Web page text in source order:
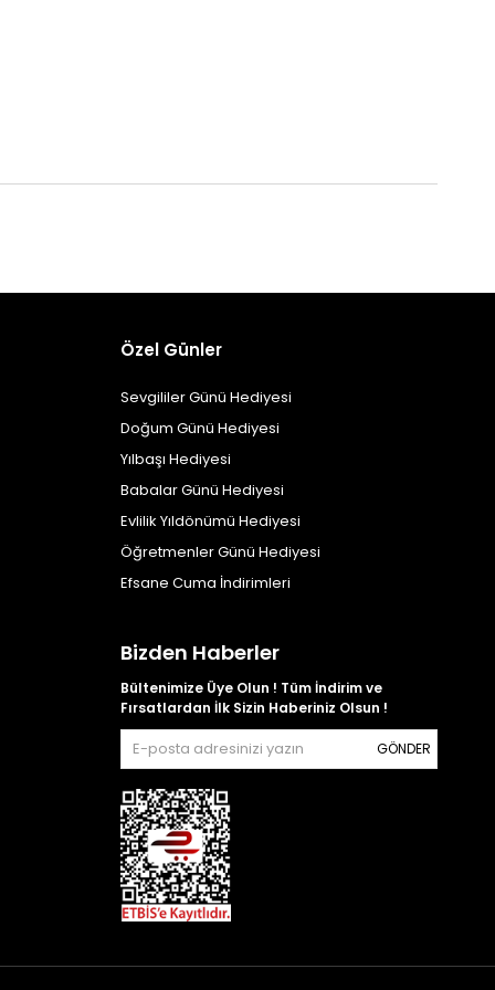
Özel Günler
Sevgililer Günü Hediyesi
Doğum Günü Hediyesi
Yılbaşı Hediyesi
Babalar Günü Hediyesi
Evlilik Yıldönümü Hediyesi
Öğretmenler Günü Hediyesi
Efsane Cuma İndirimleri
Bizden Haberler
Bültenimize Üye Olun ! Tüm İndirim ve
Fırsatlardan İlk Sizin Haberiniz Olsun !
GÖNDER